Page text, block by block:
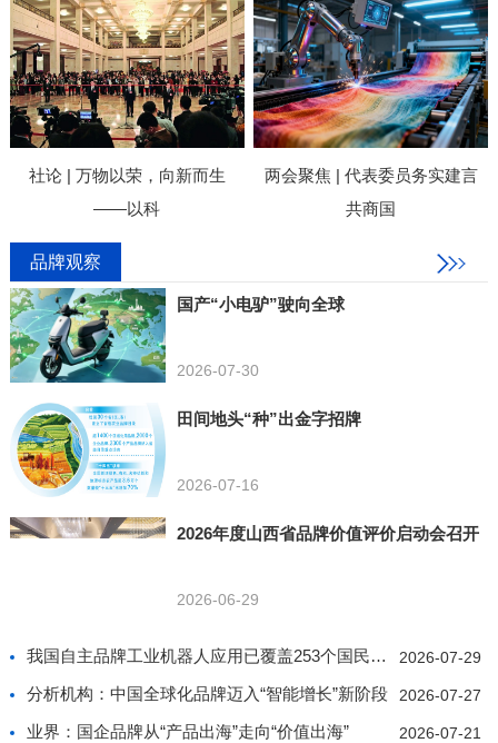
社论 | 万物以荣，向新而生
——以科
两会聚焦 | 代表委员务实建言
共商国
品牌观察
国产“小电驴”驶向全球
2026-07-30
田间地头“种”出金字招牌
2026-07-16
2026年度山西省品牌价值评价启动会召开
2026-06-29
我国自主品牌工业机器人应用已覆盖253个国民经济行业 2026-07-29
分析机构：中国全球化品牌迈入“智能增长”新阶段 2026-07-27
业界：国企品牌从“产品出海”走向“价值出海” 2026-07-21